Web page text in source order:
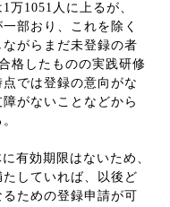
1万1051 人に上るが、
部おり、これを除く
がらまだ未登録の者
格したものの実践研修
では登録の意向がな
がないことなどから
有効期限はないため、
していれば、以後ど
ための登録申請が可